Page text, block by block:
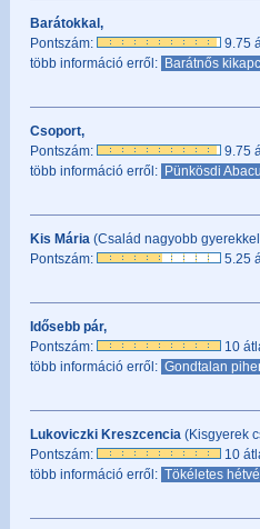
Barátokkal,
Pontszám:
9.75
több információ erről: Barátnős
Csoport,
Pontszám:
9.75
több információ erről: Pünkösdi
Kis Mária (Család nagyobb
Pontszám:
5.25
Idősebb pár,
Pontszám:
10
több információ erről: Gondtalan
Lukoviczki Kreszcencia (Kisgyerek
Pontszám:
10
több információ erről: Tökéletes